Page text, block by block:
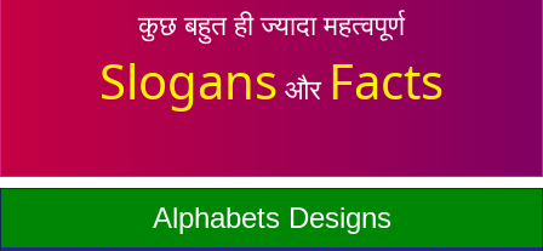
कुछ बहुत ही ज्यादा महत्वपूर्ण
Slogans और Facts
Alphabets Designs